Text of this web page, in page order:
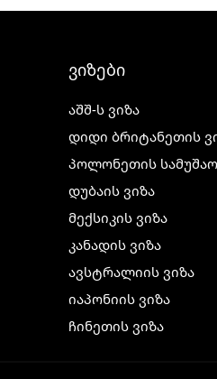
ვიზები
აშშ-ს ვიზა
დიდი ბრიტანეთის
პოლონეთის
დუბაის ვიზა
მექსიკის ვიზა
კანადის ვიზა
ავსტრალიის ვიზა
იაპონიის ვიზა
ჩინეთის ვიზა